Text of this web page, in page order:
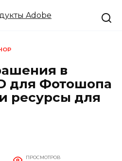
в
для Фотошопа
ресурсы для
ПРОСМОТРОВ